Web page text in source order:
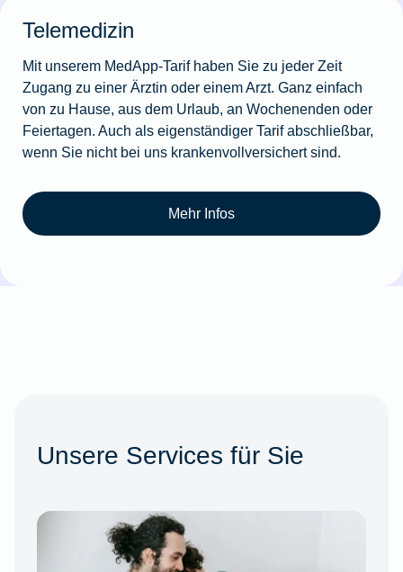
Telemedizin
Mit unserem MedApp-Tarif haben Sie zu jeder Zeit
Zugang zu einer Ärztin oder einem Arzt. Ganz einfach
von zu Hause, aus dem Urlaub, an Wochenenden oder
Feiertagen. Auch als eigenständiger Tarif abschließbar,
wenn Sie nicht bei uns krankenvollversichert sind.
Mehr Infos
Unsere Services für Sie